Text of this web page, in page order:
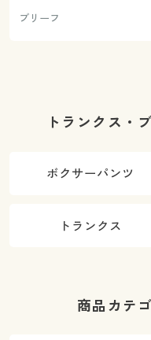
ブリーフ
トランクス・
ボクサーパンツ
トランクス
商品カテ